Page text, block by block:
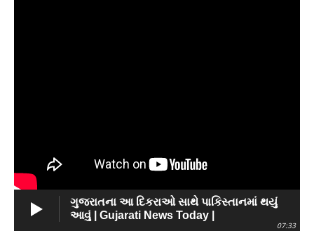
ગુજરાતના આ દિકરાઓ સાથે પાકિસ્તાનમાં થયું
આવું | Gujarati News Today |
07:33